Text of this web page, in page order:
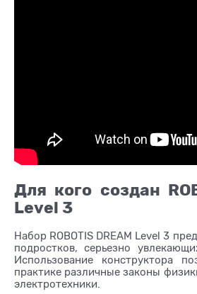
Для кого создан
Level 3
Набор ROBOTIS DREAM Level 3
подростков, серьезно
Использование конструктора
практике различные законы
электротехники.